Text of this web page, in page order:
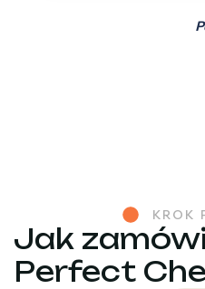
KROK
Jak
Perfect